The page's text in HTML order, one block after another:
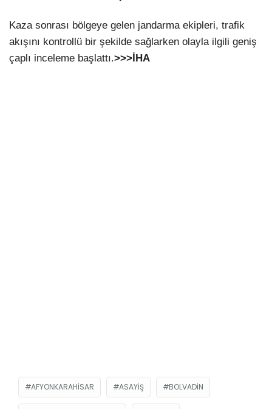
Kaza sonrası bölgeye gelen jandarma ekipleri, trafik
akışını kontrollü bir şekilde sağlarken olayla ilgili geniş
çaplı inceleme başlattı.>>>İHA
AFYONKARAHISAR ASAYIŞ BOLVADIN